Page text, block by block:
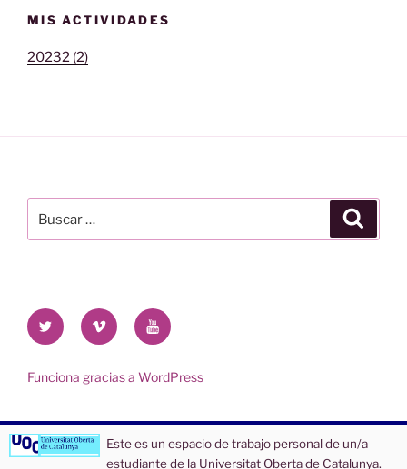
MIS ACTIVIDADES
20232 (2)
por:
Twitter
UOC
Vimeo
UOC
Youtube
UOC
Funciona gracias a WordPress
Este es un espacio de trabajo personal de un/a
estudiante de la Universitat Oberta de Catalunya.